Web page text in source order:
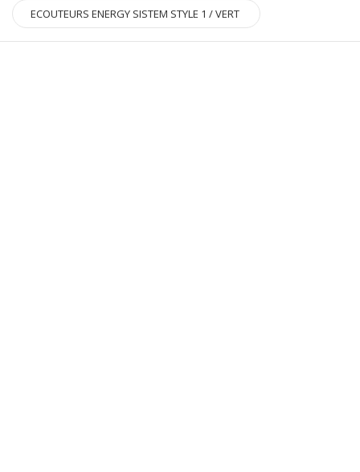
ECOUTEURS ENERGY SISTEM STYLE 1 / VERT